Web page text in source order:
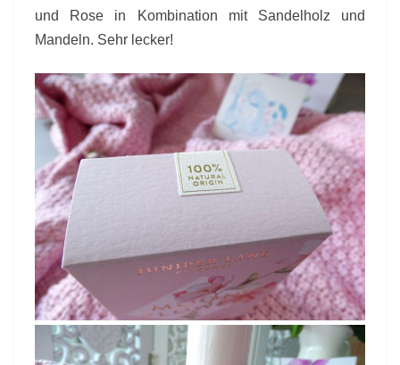
und Rose in Kombination mit Sandelholz und
Mandeln. Sehr lecker!